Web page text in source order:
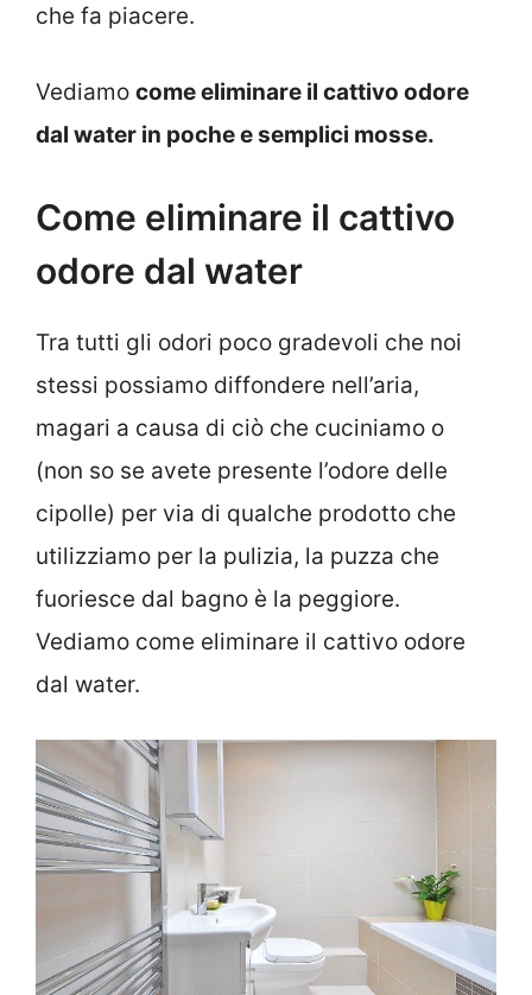
che fa piacere.
Vediamo come eliminare il cattivo odore
dal water in poche e semplici mosse.
Come eliminare il cattivo
odore dal water
Tra tutti gli odori poco gradevoli che noi
stessi possiamo diffondere nell’aria,
magari a causa di ciò che cuciniamo o
(non so se avete presente l’odore delle
cipolle) per via di qualche prodotto che
utilizziamo per la pulizia, la puzza che
fuoriesce dal bagno è la peggiore.
Vediamo come eliminare il cattivo odore
dal water.